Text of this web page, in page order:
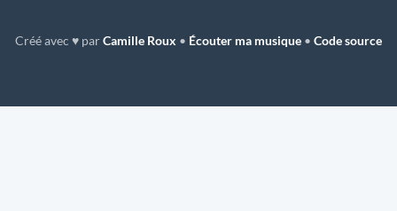
Créé avec ♥ parCamille Roux • Écouter ma musique • Code source